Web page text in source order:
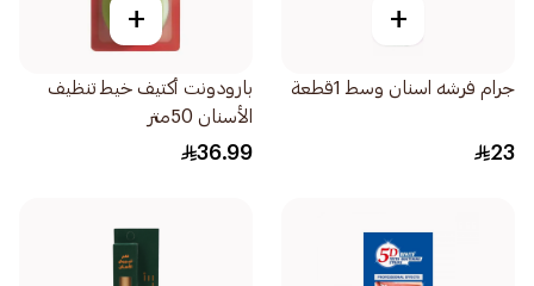
+
جرام فرشه اسنان وسط 1قطعة
23
+
بارودونت أكتيف خيط تنظيف
الأسنان 50متر
36.99